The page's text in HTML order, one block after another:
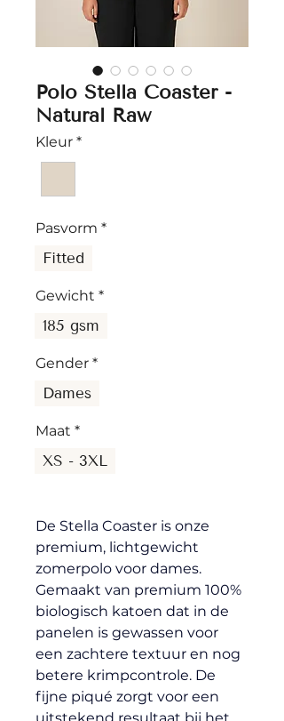
Polo Stella Coaster -
Natural Raw
Kleur *
Pasvorm *
Fitted
Gewicht *
185 gsm
Gender *
Dames
Maat *
XS - 3XL
De Stella Coaster is onze
premium, lichtgewicht
zomerpolo voor dames.
Gemaakt van premium 100%
biologisch katoen dat in de
panelen is gewassen voor
een zachtere textuur en nog
betere krimpcontrole. De
fijne piqué zorgt voor een